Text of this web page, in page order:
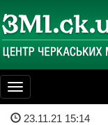
Toggle
navigation
23.11.21 15:14